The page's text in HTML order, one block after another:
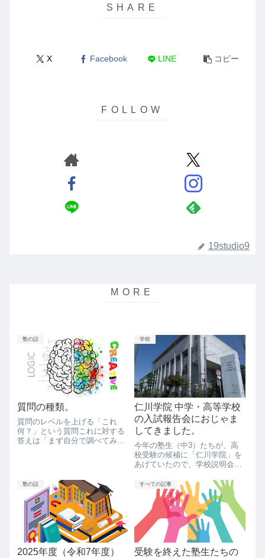
X Facebook LINE コピー
19studio9
塾の話
質問の種類。
質問のレベルを上げる「これ
何？」という質問これに対する
答えは「まず自分で調べてみよ
を未だに知らないので、それは
読んであげます。読みは皆さん
どうしているん...
学校
仁川学院 中学・高等学校
の入試報告会におじゃま
してきました。
今年の塾生（中3）たちが、高
校受験の候補に「仁川学院」を
あげていたので、学校説明会に
学校ではあったのですが、お邪
魔するのは今回が初めてです。
ドキドキ！ワクワク！どんな学
校かしっかりと見てきます！仁
川学院高等学校は...
塾の話
2025年度（令和7年度）
すべての記事
受験を終えた塾生たちの